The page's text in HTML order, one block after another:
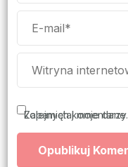
Zapamiętaj moje dane w tej przeglądarce podczas pisania kolejnych komentarzy.